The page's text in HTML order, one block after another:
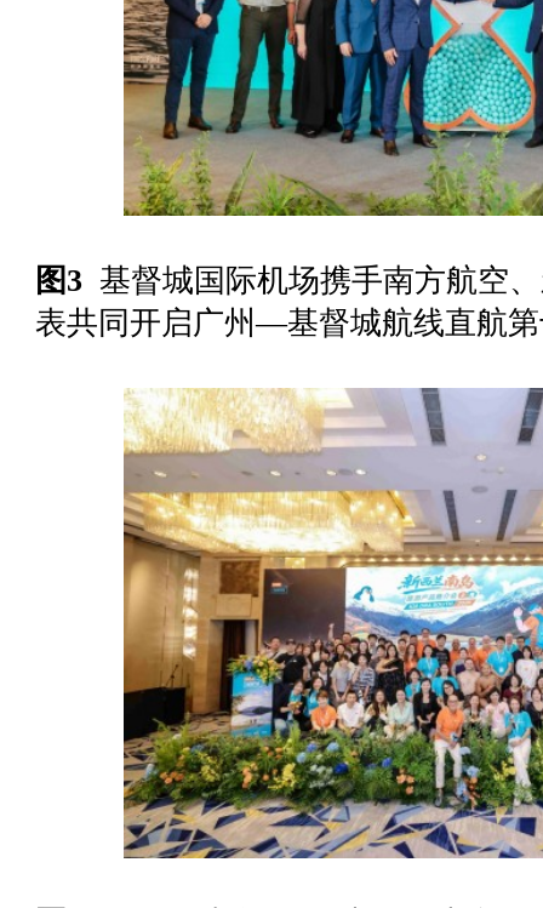
图3 基督城国际机场携手南方航空
表共同开启广州—基督城航线直航